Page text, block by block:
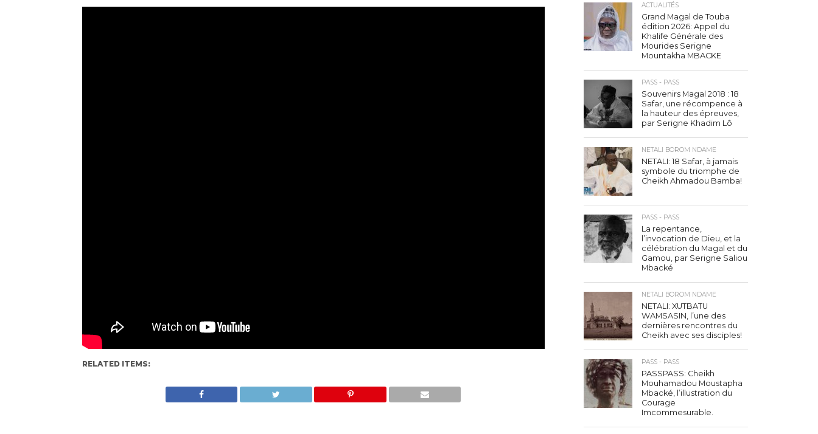
RELATED ITEMS:
ACTUALITÉS
Grand Magal de Touba
édition 2026: Appel du
Khalife Générale des
Mourides Serigne
Mountakha MBACKE
PASS - PASS
Souvenirs Magal 2018 : 18
Safar, une récompence à
la hauteur des épreuves,
par Serigne Khadim Lô
NETALI BOROM NDAME
NETALI: 18 Safar, à jamais
symbole du triomphe de
Cheikh Ahmadou Bamba!
PASS - PASS
La repentance,
l’invocation de Dieu, et la
célébration du Magal et du
Gamou, par Serigne Saliou
Mbacké
NETALI BOROM NDAME
NETALI: XUTBATU
WAMSASIN, l’une des
dernières rencontres du
Cheikh avec ses disciples!
PASS - PASS
PASSPASS: Cheikh
Mouhamadou Moustapha
Mbacké, l’illustration du
Courage
Imcommesurable.